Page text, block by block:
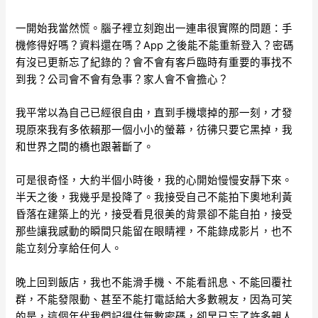
一開始我當然慌。腦子裡立刻跑出一連串很實際的問題：手
機修得好嗎？資料還在嗎？App 之後能不能重新登入？密碼
有沒已更新忘了紀錄的？會不會有客戶臨時有重要的事找不
到我？公司會不會有急事？家人會不會擔心？
我平常以為自己已經很自由，直到手機壞掉的那一刻，才發
現原來我有多依賴那一個小小的螢幕，彷彿只要它黑掉，我
和世界之間的橋也跟著斷了。
可是很奇怪，大約半個小時後，我的心開始慢慢安靜下來。
半天之後，我幾乎是投降了。我接受自己不能拍下奧地利黃
昏落在建築上的光，接受看見很美的背景卻不能自拍，接受
那些讓我感動的瞬間只能留在眼睛裡，不能錄成影片，也不
能立刻分享給任何人。
晚上回到飯店，我也不能滑手機、不能看訊息、不能回覆社
群，不能發限動、甚至不能打電話給大多數親友，因為可笑